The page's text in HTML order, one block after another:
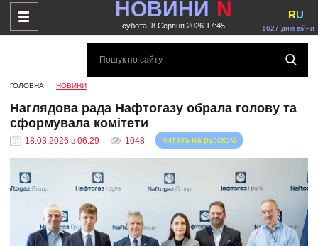
НОВИНИ N
субота, 8 Серпня 2026 17:45 1627 днів війни
RU
ГОЛОВНА НОВИНИ
Наглядова рада Нафтогазу обрала голову та
сформувала комітети
18.03.2026 в 06:29 1048 читать на русском